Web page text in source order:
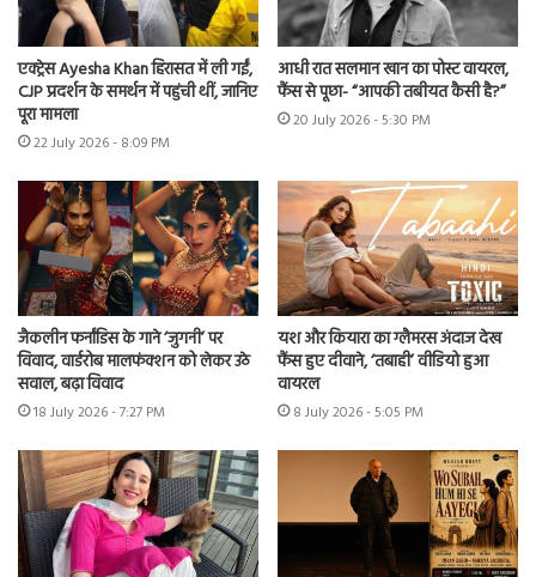
एक्ट्रेस Ayesha Khan हिरासत में ली गईं,
CJP प्रदर्शन के समर्थन में पहुंची थीं, जानिए
पूरा मामला
22 July 2026 - 8:09 PM
आधी रात सलमान खान का पोस्ट वायरल,
फैंस से पूछा- “आपकी तबीयत कैसी है?”
20 July 2026 - 5:30 PM
जैकलीन फर्नांडिस के गाने ‘जुगनी’ पर
विवाद, वार्डरोब मालफंक्शन को लेकर उठे
सवाल, बढ़ा विवाद
18 July 2026 - 7:27 PM
यश और कियारा का ग्लैमरस अंदाज देख
फैंस हुए दीवाने, ‘तबाही’ वीडियो हुआ
वायरल
8 July 2026 - 5:05 PM